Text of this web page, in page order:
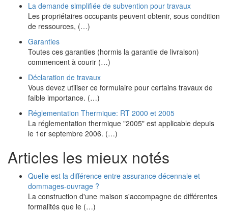
La demande simplifiée de subvention pour travaux
Les propriétaires occupants peuvent obtenir, sous condition
de ressources, (…)
Garanties
Toutes ces garanties (hormis la garantie de livraison)
commencent à courir (…)
Déclaration de travaux
Vous devez utiliser ce formulaire pour certains travaux de
faible importance. (…)
Réglementation Thermique: RT 2000 et 2005
La réglementation thermique "2005" est applicable depuis
le 1er septembre 2006. (…)
Articles les mieux notés
Quelle est la différence entre assurance décennale et
dommages-ouvrage ?
La construction d'une maison s'accompagne de différentes
formalités que le (…)